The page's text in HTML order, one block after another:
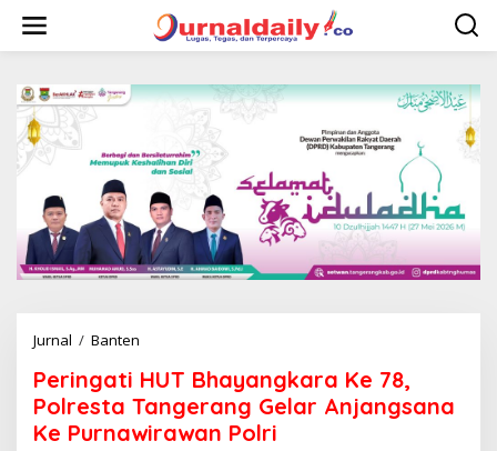
w
Jurnal / Banten
r
i
n
g
Peringati HUT Bhayangkara Ke 78,
Polresta Tangerang Gelar Anjangsana
Ke Purnawirawan Polri